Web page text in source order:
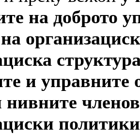
на доброто
и управните
нивните